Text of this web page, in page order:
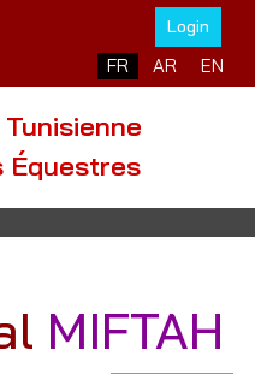
Login
Sélectionnez votre
FR AR EN
Équestres
MIFTAH